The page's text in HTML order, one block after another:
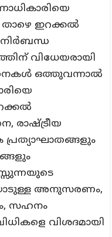
താഴെ ഇറക്കൽ
നിർബന്ധ
വിധേയരായി
ഒത്തുവന്നാൽ
രാഷ്ട്രീയ
അനുസരണം,
സഹനം
വിശദമായി